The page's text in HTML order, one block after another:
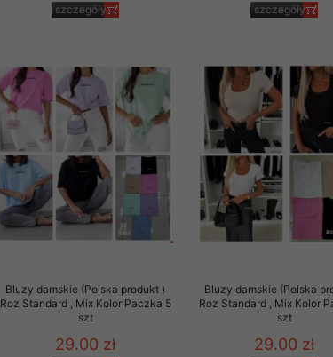
szczegóły szczegóły
Bluzy damskie (Polska produkt )
Roz Standard , Mix Kolor Paczka 5
szt
29.00 zł
Bluzy damskie (Polska
Roz Standard , Mix Kolor
szt
29.00 zł